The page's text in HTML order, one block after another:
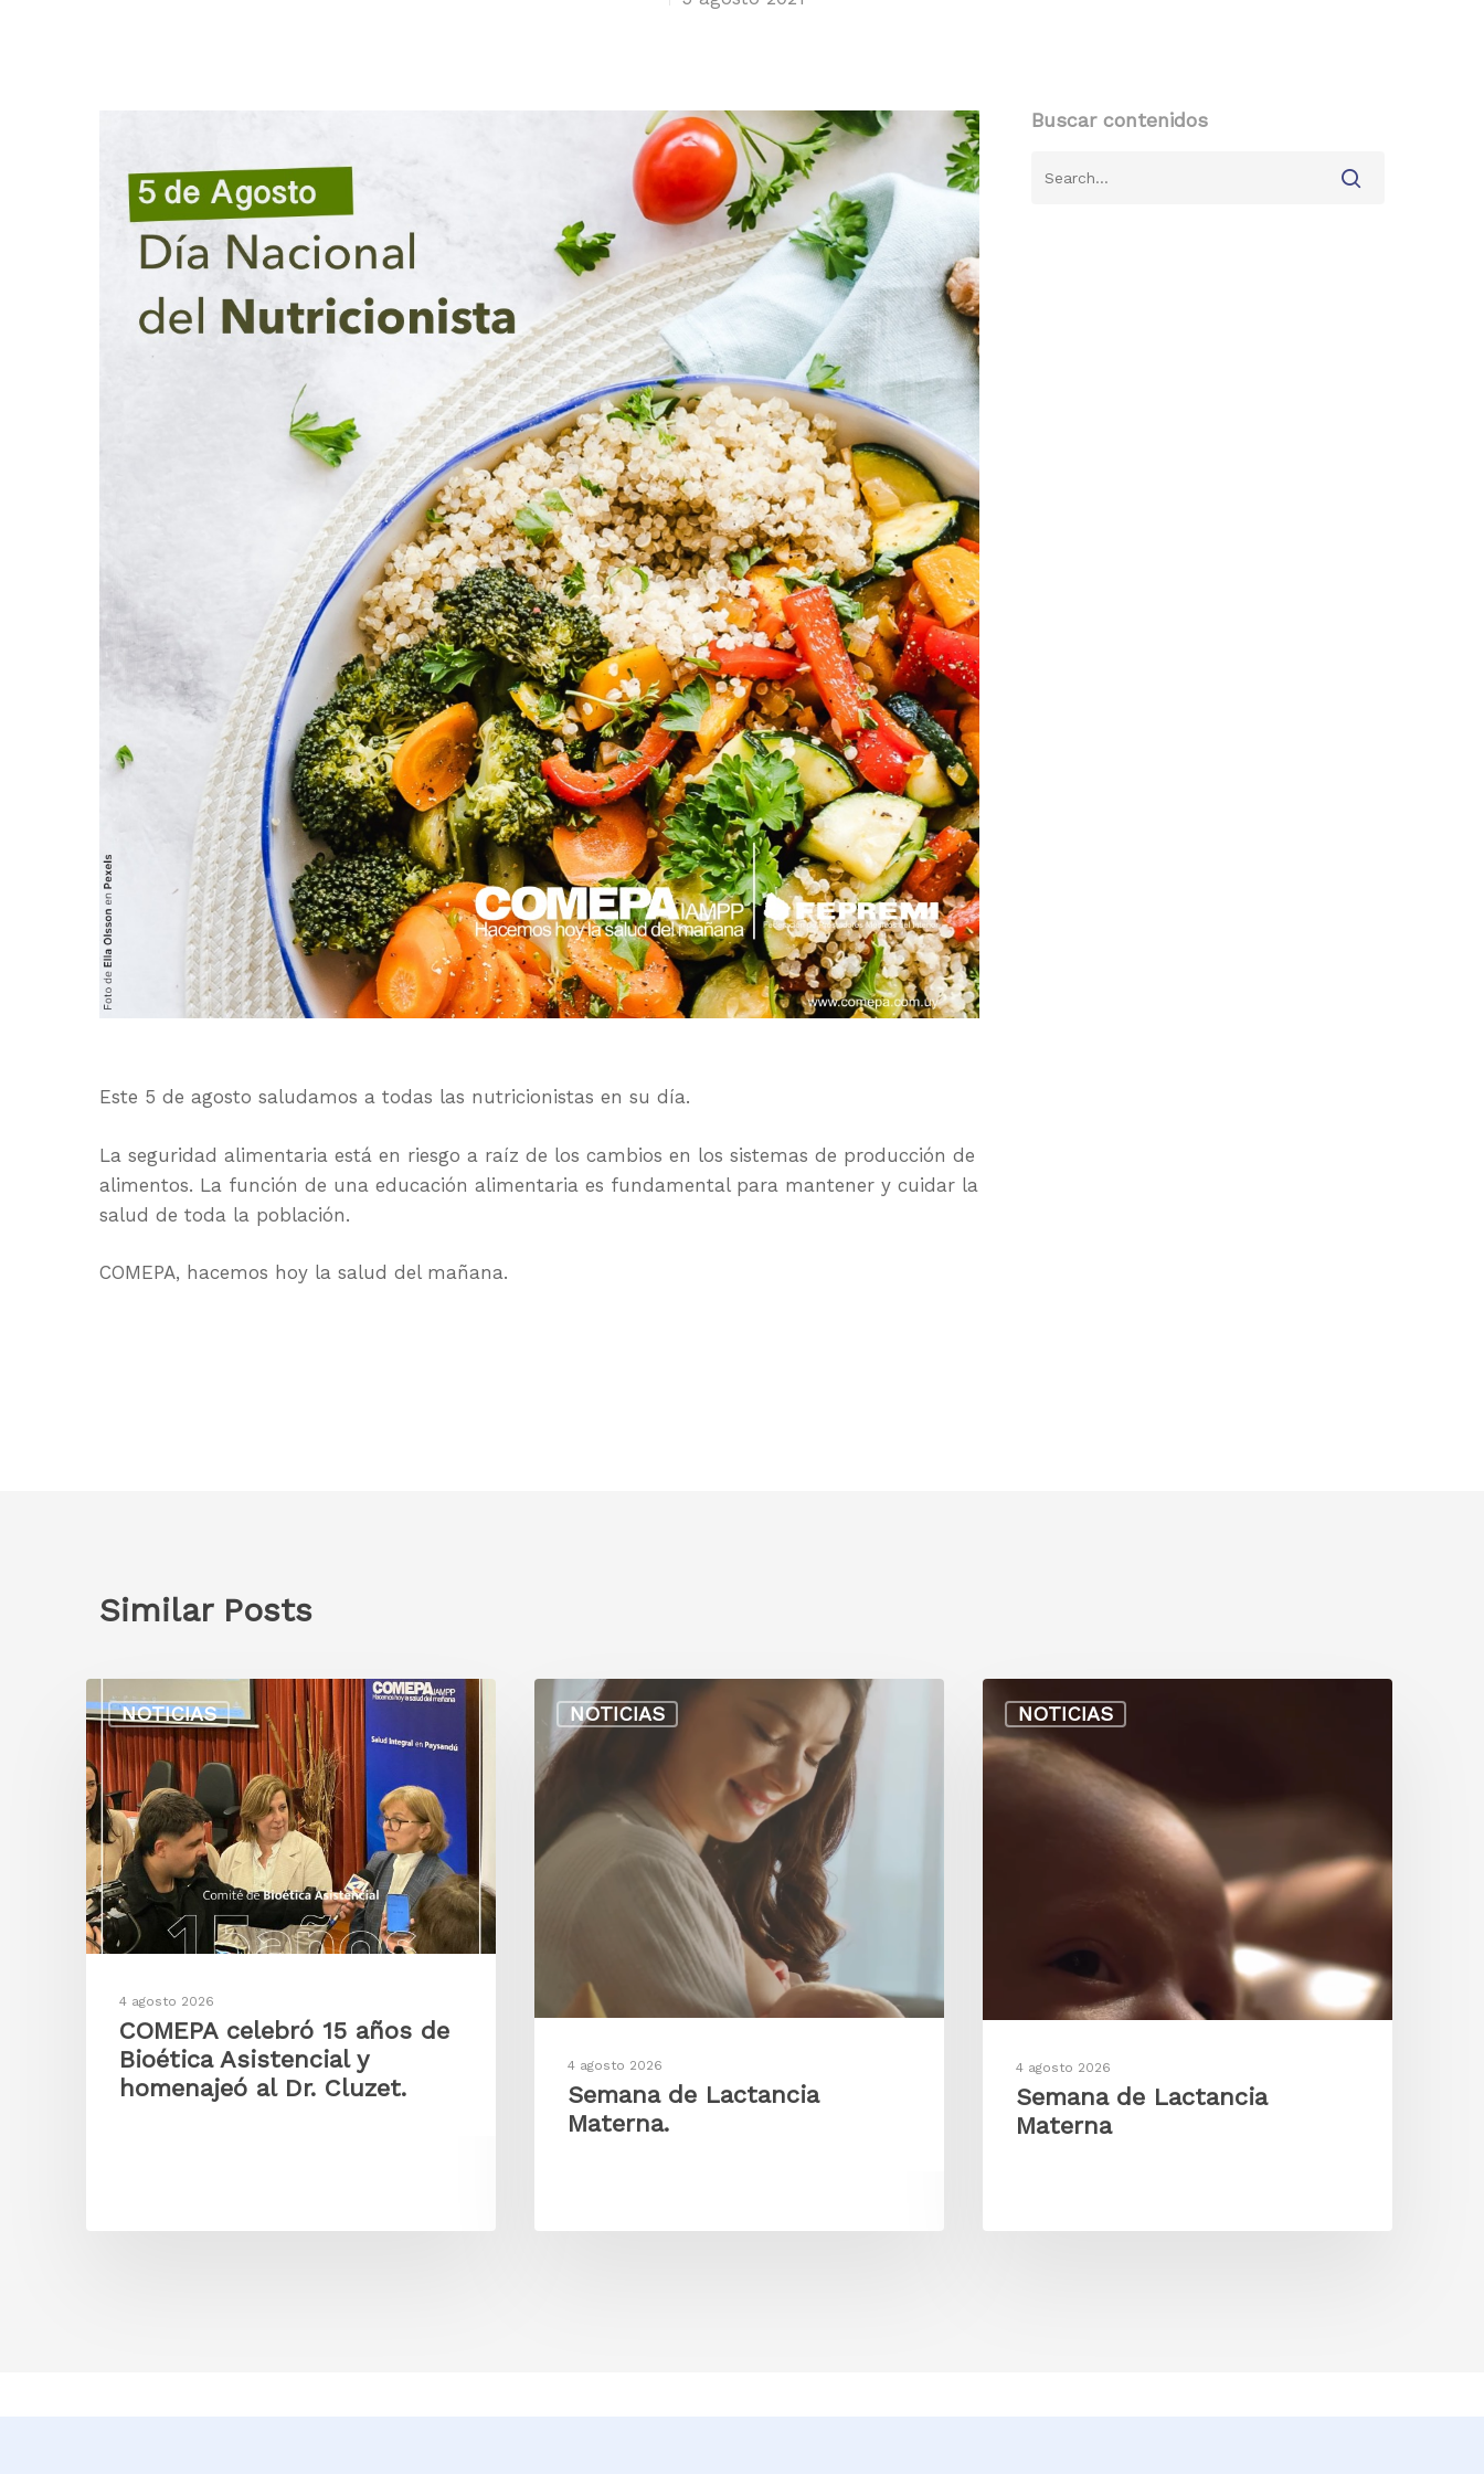
Este 5 de agosto saludamos a todas las nutricionistas en su día.
La seguridad alimentaria está en riesgo a raíz de los cambios en los sistemas de producción de
alimentos. La función de una educación alimentaria es fundamental para mantener y cuidar la
salud de toda la población.
COMEPA, hacemos hoy la salud del mañana.
Buscar contenidos
Similar Posts
NOTICIAS
4 agosto 2026
COMEPA celebró 15 años de
Bioética Asistencial y
homenajeó al Dr. Cluzet.
NOTICIAS
4 agosto 2026
Semana de Lactancia
Materna.
NOTICIAS
4 agosto 2026
Semana de Lactancia
Materna